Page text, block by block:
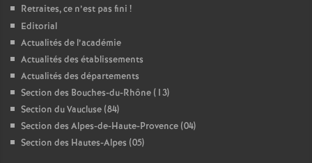
Retraites, ce n’est pas fini !
Editorial
Actualités de l’académie
Actualités des établissements
Actualités des départements
Section des Bouches-du-Rhône (13)
Section du Vaucluse (84)
Section des Alpes-de-Haute-Provence (04)
Section des Hautes-Alpes (05)